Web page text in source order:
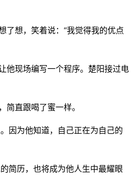
了想，笑着说：“我觉得我的优点
他现场编写一个程序。楚阳接过电
直跟喝了蜜一样。
因为他知道，自己正在为自己的
简历，也将成为他人生中最耀眼